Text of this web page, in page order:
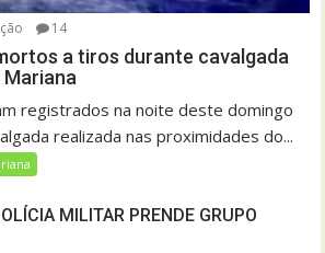
14
a tiros durante cavalgada
Mariana
registrados na noite deste domingo
realizada nas proximidades do...
MILITAR PRENDE GRUPO